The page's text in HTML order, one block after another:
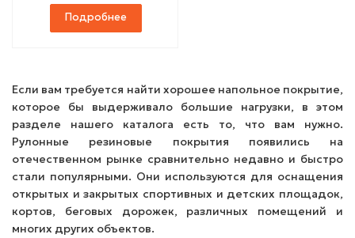
Подробнее
Если вам требуется найти хорошее напольное покрытие,
которое бы выдерживало большие нагрузки, в этом
разделе нашего каталога есть то, что вам нужно.
Рулонные резиновые покрытия появились на
отечественном рынке сравнительно недавно и быстро
стали популярными. Они используются для оснащения
открытых и закрытых спортивных и детских площадок,
кортов, беговых дорожек, различных помещений и
многих других объектов.